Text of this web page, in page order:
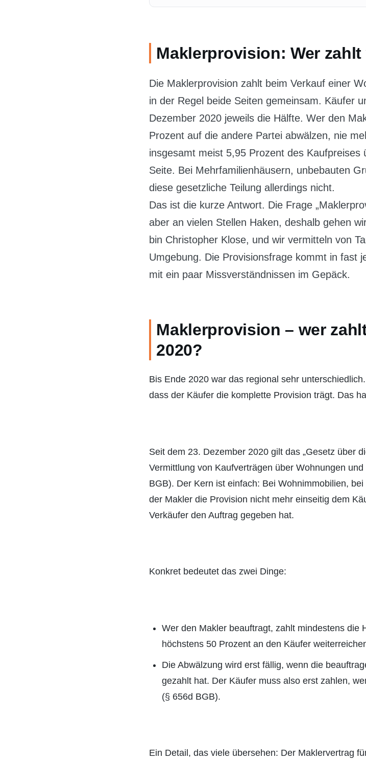
Maklerprovision: Wer
Die Maklerprovision zahlt beim Verkauf einer
in der Regel beide Seiten gemeinsam. Käufer
Dezember 2020 jeweils die Hälfte. Wer den
Prozent auf die andere Partei abwälzen, nie
insgesamt meist 5,95 Prozent des Kaufpreises
Seite. Bei Mehrfamilienhäusern, unbebauten
diese gesetzliche Teilung allerdings nicht.
Das ist die kurze Antwort. Die Frage
aber an vielen Stellen Haken, deshalb gehen
bin Christopher Klose, und wir vermitteln von
Umgebung. Die Provisionsfrage kommt in fast
mit ein paar Missverständnissen im Gepäck.
Maklerprovision – wer
2020?
Bis Ende 2020 war das regional sehr
dass der Käufer die komplette Provision trägt. Das
Seit dem 23. Dezember 2020 gilt das „Gesetz über
Vermittlung von Kaufverträgen über Wohnungen
BGB). Der Kern ist einfach: Bei Wohnimmobilien,
der Makler die Provision nicht mehr einseitig dem
Verkäufer den Auftrag gegeben hat.
Konkret bedeutet das zwei Dinge:
Wer den Makler beauftragt, zahlt mindestens die
höchstens 50 Prozent an den Käufer
Die Abwälzung wird erst fällig, wenn die
gezahlt hat. Der Käufer muss also erst zahlen,
(§ 656d BGB).
Ein Detail, das viele übersehen: Der Maklervertrag